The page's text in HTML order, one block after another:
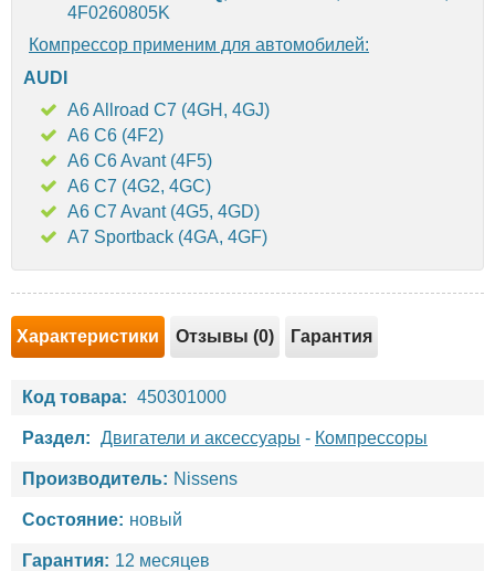
4F0260805K
Компрессор применим для автомобилей:
AUDI
A6 Allroad C7 (4GH, 4GJ)
A6 C6 (4F2)
A6 C6 Avant (4F5)
A6 C7 (4G2, 4GC)
A6 C7 Avant (4G5, 4GD)
A7 Sportback (4GA, 4GF)
Характеристики Отзывы (0) Гарантия
Код товара: 450301000
Раздел: Двигатели и аксессуары - Компрессоры
Производитель: Nissens
Состояние: новый
Гарантия: 12 месяцев